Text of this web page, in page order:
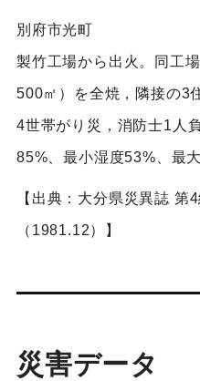
別府市光町
製竹工場から出火。同工
500㎡）を全焼，隣接の3
4世帯がり災，消防士1人
85%、最小湿度53%、最
【出典：大分県災異誌 第
（1981.12）】
災害データ